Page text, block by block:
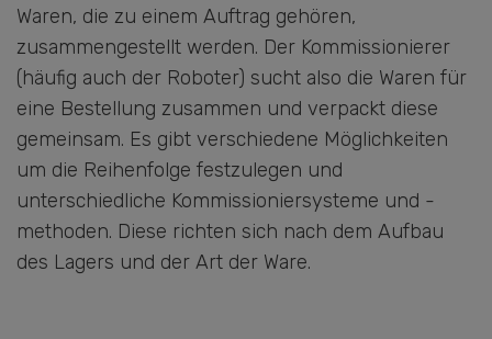
Waren, die zu einem Auftrag gehören,
zusammengestellt werden. Der Kommissionierer
(häufig auch der Roboter) sucht also die Waren für
eine Bestellung zusammen und verpackt diese
gemeinsam. Es gibt verschiedene Möglichkeiten
um die Reihenfolge festzulegen und
unterschiedliche Kommissioniersysteme und -
methoden. Diese richten sich nach dem Aufbau
des Lagers und der Art der Ware.